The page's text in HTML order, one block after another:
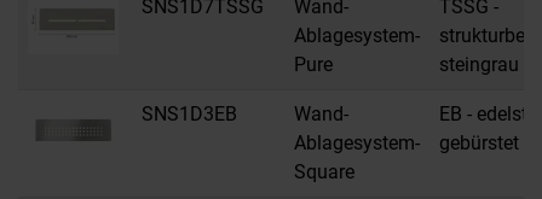
SNS1D7TSSG
Wand-
Ablagesystem-
Pure
TSSG -
steingrau
SNS1D3EB
Wand-
Ablagesystem-
Square
EB -
gebürstet